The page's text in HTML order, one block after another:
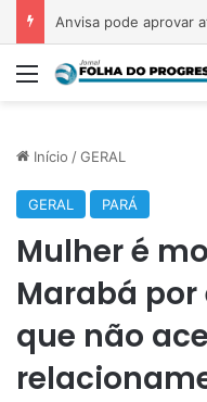
Menu
Início /GERAL
GERAL PARÁ
Mulher é
Marabá
que não